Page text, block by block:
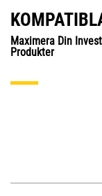
Maximera Din
Produkter